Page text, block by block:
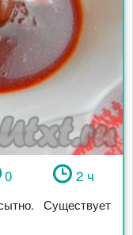
0 2 ч
Существует